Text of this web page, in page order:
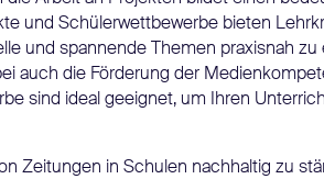
und Schülerwettbewerbe bieten
und spannende Themen praxisnah
auch die Förderung der
sind ideal geeignet, um Ihren
Zeitungen in Schulen nachhaltig zu